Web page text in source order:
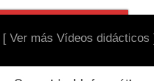
[ Ver más Vídeos didácticos